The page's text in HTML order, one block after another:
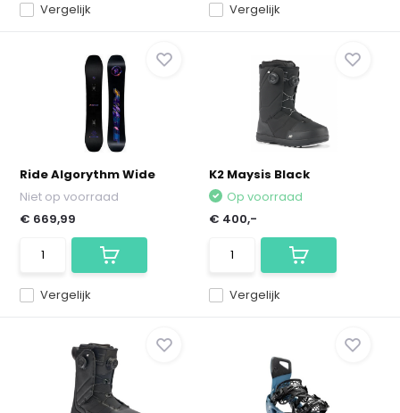
Vergelijk Vergelijk
Ride Algorythm Wide
Vergelijk
Niet op voorraad
€ 669,99
K2 Maysis Black
Vergelijk
Op voorraad
€ 400,-